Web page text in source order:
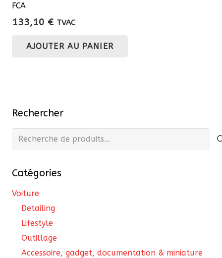
FCA
133,10 € TVAC
AJOUTER AU PANIER
Rechercher
Recherche
Catégories
Voiture
Detailing
Lifestyle
Outillage
Accessoire, gadget, documentation & miniature